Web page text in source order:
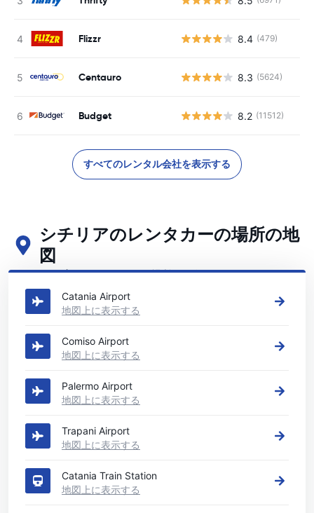
Flizzr 8.4 (479)
Centauro 8.3 (5624)
Budget 8.2 (11512)
すべてのレンタル会社を表示する
シチリアのレンタカーの場所の地
図
シチリアの主要なレンタカーの場所をご覧ください
Catania Airport
地図上に表示する
Comiso Airport
地図上に表示する
Palermo Airport
地図上に表示する
Trapani Airport
地図上に表示する
Catania Train Station
地図上に表示する